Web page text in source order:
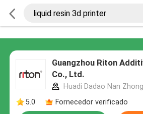
Guangzhou Riton
Co., Ltd.
Huadi Dadao Nan
5.0
Fornecedor verificado